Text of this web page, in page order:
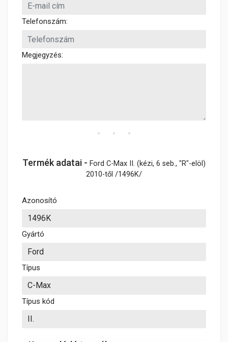
Telefonszám:
Megjegyzés:
Termék adatai - Ford C-Max II. (kézi, 6 seb., "R"-elöl)
2010-től /1496K/
Azonosító
Gyártó
Típus
Típus kód